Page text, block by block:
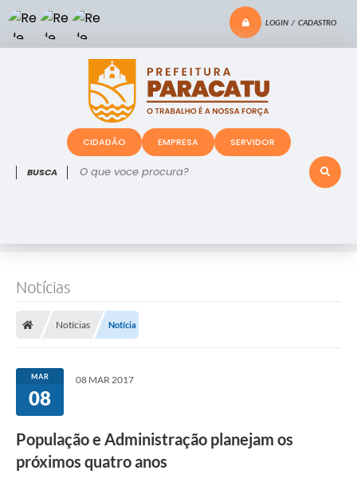
LOGIN / CADASTRO
O que voce procura?
CIDADÃO EMPRESA SERVIDOR
Notícias
Notícias Notícia
MAR
08
08 MAR 2017
População e Administração planejam os
próximos quatro anos